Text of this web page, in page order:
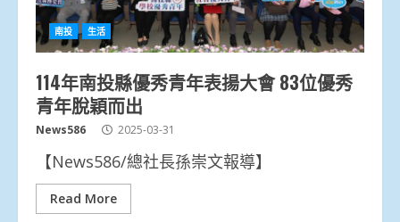
南投 生活
114年南投縣優秀青年表揚大會 83位優秀
青年脫穎而出
News586 2025-03-31
【News586/總社長孫崇文報導】
Read More